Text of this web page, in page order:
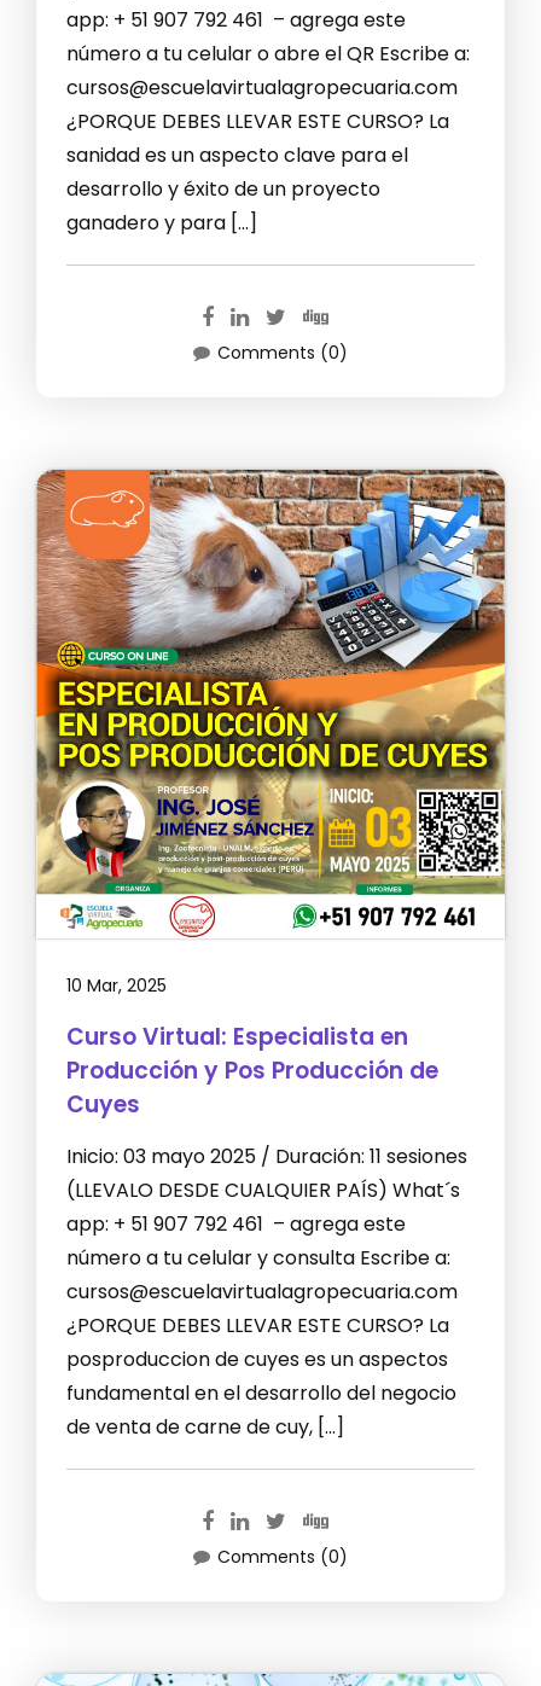
app: + 51 907 792 461 – agrega este
número a tu celular o abre el QR Escribe a:
cursos@escuelavirtualagropecuaria.com
¿PORQUE DEBES LLEVAR ESTE CURSO? La
sanidad es un aspecto clave para el
desarrollo y éxito de un proyecto
ganadero y para […]
Comments (0)
10 Mar, 2025
Curso Virtual: Especialista en
Producción y Pos Producción de
Cuyes
Inicio: 03 mayo 2025 / Duración: 11 sesiones
(LLEVALO DESDE CUALQUIER PAÍS) What´s
app: + 51 907 792 461 – agrega este
número a tu celular y consulta Escribe a:
cursos@escuelavirtualagropecuaria.com
¿PORQUE DEBES LLEVAR ESTE CURSO? La
posproduccion de cuyes es un aspectos
fundamental en el desarrollo del negocio
de venta de carne de cuy, […]
Comments (0)